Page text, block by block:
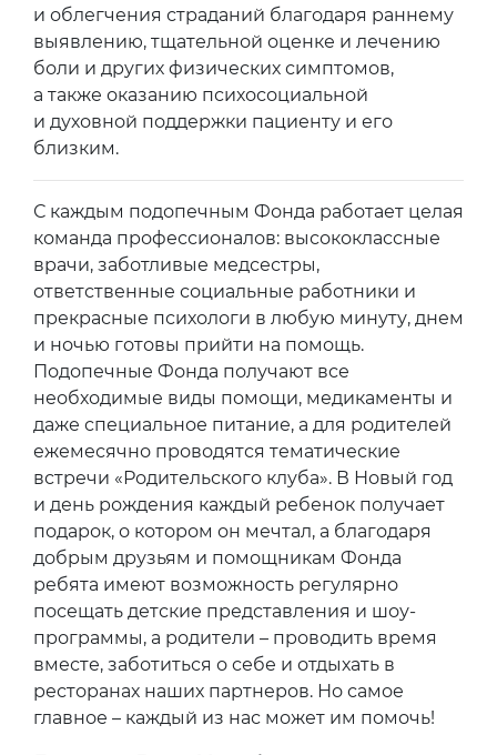
и облегчения страданий благодаря раннему
выявлению, тщательной оценке и лечению
боли и других физических симптомов,
а также оказанию психосоциальной
и духовной поддержки пациенту и его
близким.
С каждым подопечным Фонда работает целая
команда профессионалов: высококлассные
врачи, заботливые медсестры,
ответственные социальные работники и
прекрасные психологи в любую минуту, днем
и ночью готовы прийти на помощь.
Подопечные Фонда получают все
необходимые виды помощи, медикаменты и
даже специальное питание, а для родителей
ежемесячно проводятся тематические
встречи «Родительского клуба». В Новый год
и день рождения каждый ребенок получает
подарок, о котором он мечтал, а благодаря
добрым друзьям и помощникам Фонда
ребята имеют возможность регулярно
посещать детские представления и шоу-
программы, а родители – проводить время
вместе, заботиться о себе и отдыхать в
ресторанах наших партнеров. Но самое
главное – каждый из нас может им помочь!